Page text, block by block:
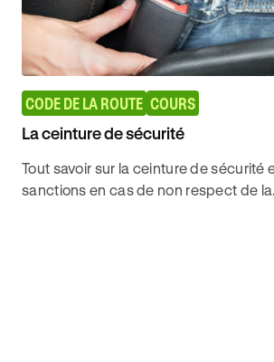
CODE DE LA ROUTE COURS
La ceinture de sécurité
Tout savoir sur la ceinture de sécurité
sanctions en cas de non respect de la